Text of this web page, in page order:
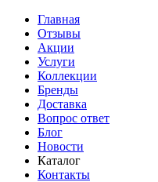
Главная
Отзывы
Акции
Услуги
Коллекции
Бренды
Доставка
Вопрос ответ
Блог
Новости
Каталог
Контакты